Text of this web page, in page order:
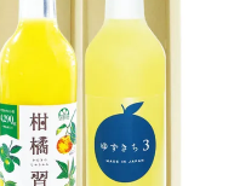
その他特産品